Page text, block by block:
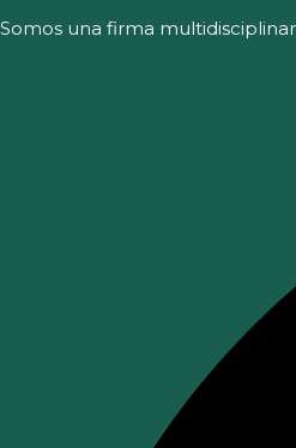
Somos una firma